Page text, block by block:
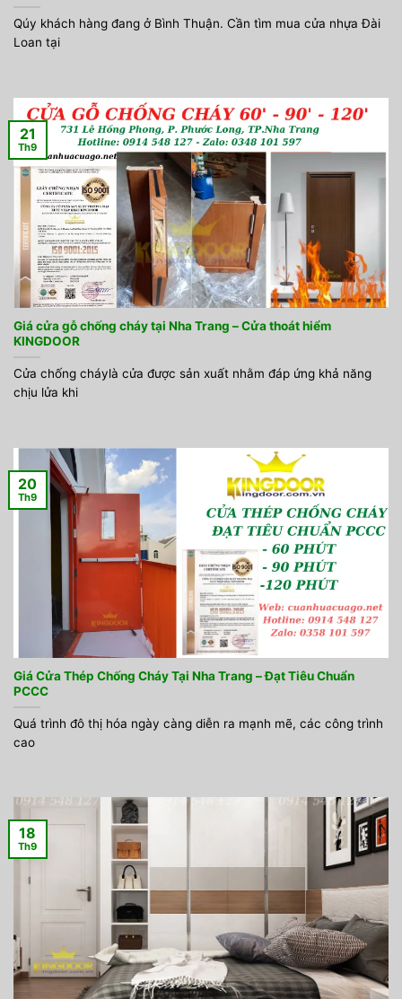
Qúy khách hàng đang ở Bình Thuận. Cần tìm mua cửa nhựa Đài
Loan tại
Giá cửa gỗ chống cháy tại Nha Trang – Cửa thoát hiểm
KINGDOOR
Cửa chống cháylà cửa được sản xuất nhằm đáp ứng khả năng
chịu lửa khi
21
Th9
Giá Cửa Thép Chống Cháy Tại Nha Trang – Đạt Tiêu Chuẩn
PCCC
Quá trình đô thị hóa ngày càng diễn ra mạnh mẽ, các công trình
cao
20
Th9
18
Th9